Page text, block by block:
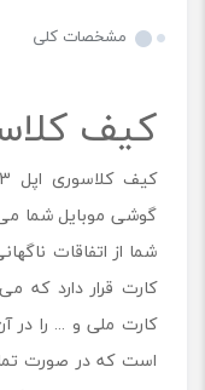
مشخصات کلی
کیف
گوشی موبایل شما
شما از اتفاقات
کارت قرار دارد که
کارت ملی و ... را در
است که در صورت